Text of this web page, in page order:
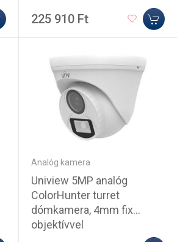
225 910 Ft
Analóg kamera
Uniview 5MP analóg
ColorHunter turret
dómkamera, 4mm fix
objektívvel